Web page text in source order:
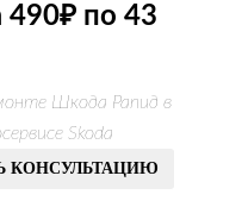
по 43
Шкода Рапид в
Skoda
КОНСУЛЬТАЦИЮ